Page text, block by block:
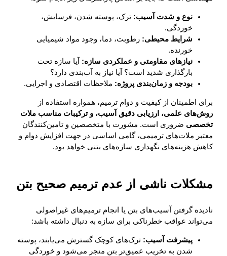
نوع و شدت آسیب: ترک، پوسته شدن، فرسایش،
خوردگی.
شرایط محیطی: رطوبت، دما، وجود مواد شیمیایی
خورنده.
نیازهای مقاومتی و عملکردی سازه: آیا سازه تحت
بارگذاری شدید است؟ آیا نیاز به آب‌بندی دارد؟
بودجه و زمان‌بندی پروژه: ملاحظات اقتصادی و اجرایی.
برای اطمینان از کیفیت و دوام ترمیم، همواره استفاده از
روش‌های علمی، ارزیابی دقیق آسیب، و ترکیبات مناسب ملات
تخصصی ضروری است. مشورت با متخصصین و تامین‌کنندگان
معتبر ملات‌های ترمیمی، گامی اساسی در جهت افزایش دوام و
کاهش هزینه‌های نگهداری سازه‌های بتنی خواهد بود.
مشکلات ناشی از عدم ترمیم صحیح بتن
نادیده گرفتن آسیب‌های بتن یا انجام ترمیم‌های غیراصولی
می‌تواند عواقب خطرناکی برای سازه به دنبال داشته باشد:
پیشرفت آسیب: ترک‌های کوچک گسترش می‌یابند، پوسته
شدن به تخریب عمیق‌تر بتن منجر می‌شود و خوردگی